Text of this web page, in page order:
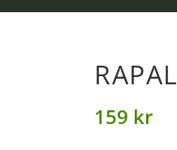
159 kr